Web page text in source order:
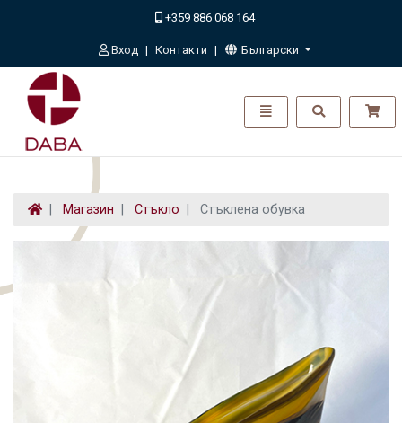
+359 886 068 164
Вход Контакти Български
Toggle navigation
Toggle search
Магазин Стъкло Стъклена обувка